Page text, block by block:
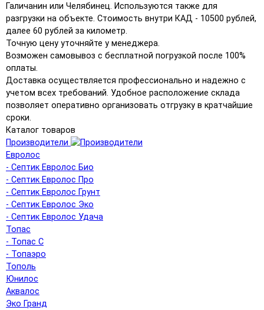
Галичанин или Челябинец. Используются также для
разгрузки на объекте. Стоимость внутри КАД - 10500 рублей,
далее 60 рублей за километр.
Точную цену уточняйте у менеджера.
Возможен самовывоз с бесплатной погрузкой после 100%
оплаты.
Доставка осуществляется профессионально и надежно с
учетом всех требований. Удобное расположение склада
позволяет оперативно организовать отгрузку в кратчайшие
сроки.
Каталог товаров
Производители
Евролос
- Септик Евролос Био
- Септик Евролос Про
- Септик Евролос Грунт
- Септик Евролос Эко
- Септик Евролос Удача
Топас
- Топас С
- Топаэро
Тополь
Юнилос
Аквалос
Эко Гранд